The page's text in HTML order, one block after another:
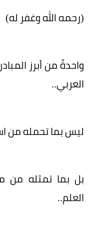
(رحمه الله وغفر له)
واحدةً من أبرز
العربي..
ليس بما تحمله من
بل بما تمثله
العلم..